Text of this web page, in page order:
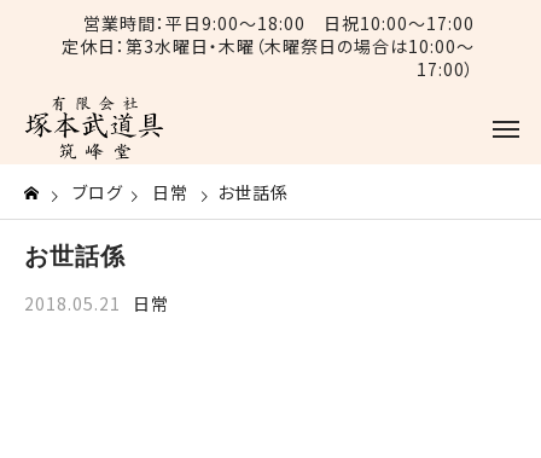
営業時間：平日9:00〜18:00 日祝10:00〜17:00
定休日：第3水曜日・木曜（木曜祭日の場合は10:00〜
17:00）
ブログ 日常 お世話係
お世話係
2018.05.21 日常